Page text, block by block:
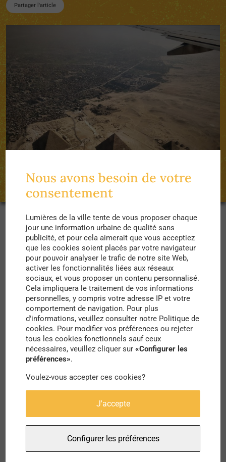
Partager l'article
Le Caire, capitale de l’Egypte, est l’une des plus
grosses villes d’Afrique. Avec ses 22 millions
d’habitants, la ville est polluée, grouillante,
fatigante, mais remplie de charme.
L’histoire résonne au Caire : des pyramides de
Gizeh aux ruelles pittoresques du vieux Caire
islamique, ou encore des mastabas de Saqqarah.
La ville a traversé les siècles.
Berceau du Nil, fleuve mythique d’Afrique qui
les curieux. Le pays de tous les mystères et des
contes, ses paysages et ses architectures nous
embarquent dans un voyage intemporel.
Nous avons besoin de votre
consentement
Lumières de la ville tente de vous proposer chaque
jour une information urbaine de qualité sans
publicité, et pour cela aimerait que vous acceptiez
que les cookies soient placés par votre navigateur
pour pouvoir analyser le trafic de notre site Web,
activer les fonctionnalités liées aux réseaux
sociaux, et vous proposer un contenu personnalisé.
Cela impliquera le traitement de vos informations
personnelles, y compris votre adresse IP et votre
comportement de navigation. Pour plus
d'informations, veuillez consulter notre Politique de
cookies. Pour modifier vos préférences ou rejeter
tous les cookies fonctionnels sauf ceux
nécessaires, veuillez cliquer sur«Configurer les
préférences».
Voulez-vous accepter ces cookies?
J'accepte
Configurer les préférences